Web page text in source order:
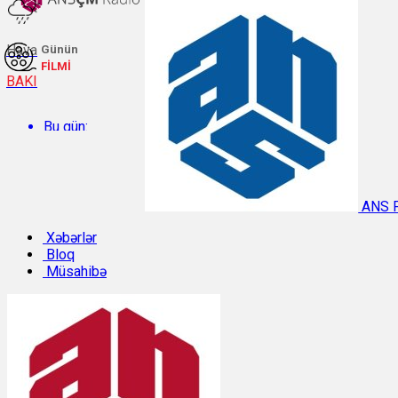
Hava
BAKI
Bu gün:
Temperatur: 29.2°C. Rütubət: 48%.
Sabah:
Günün
FİLMİ
ANS
Xəbərlər
Bloq
Müsahibə